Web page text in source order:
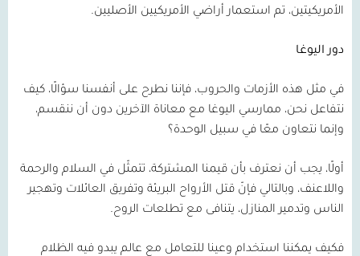
الأمريكيتين، تم استعمار أراضي الأمريكيين الأصليين.
دور اليوغا
في مثل هذه الأزمات والحروب، فإننا نطرح على أنفسنا سؤالًا، كيف
نتفاعل نحن، ممارسي اليوغا مع معاناة الآخرين دون أن ننقسم،
وإنما نتعاون معًا في سبيل الوحدة؟
أولًا، يجب أن نعترف بأن قيمنا المشتركة، تتمثّل في السلام والرحمة
واللاعنف، وبالتالي فإنّ قتل الأرواح البريئة وتفريق العائلات وتهجير
الناس وتدمير المنازل، يتنافى مع تطلعات الروح.
فكيف يمكننا استخدام وعينا للتعامل مع عالم يبدو فيه الظلام